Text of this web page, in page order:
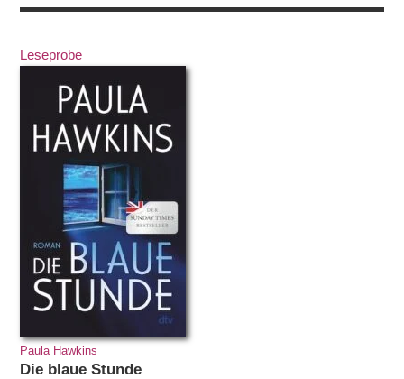
Leseprobe
Paula Hawkins
Die blaue Stunde